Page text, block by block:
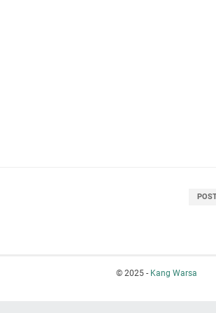
© 2025 - Kang Warsa